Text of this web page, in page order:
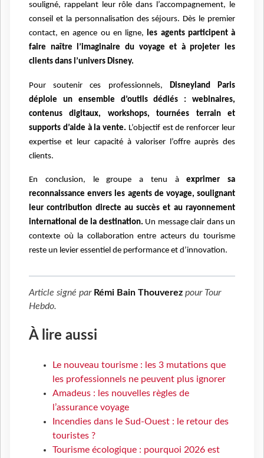
souligné, rappelant leur rôle dans l’accompagnement, le
conseil et la personnalisation des séjours. Dès le premier
contact, en agence ou en ligne, les agents participent à
faire naître l’imaginaire du voyage et à projeter les
clients dans l’univers Disney.
Pour soutenir ces professionnels,
Disneyland Paris
déploie un ensemble d’outils dédiés : webinaires,
contenus digitaux, workshops, tournées terrain et
supports d’aide à la vente. L’objectif est de renforcer leur
expertise et leur capacité à valoriser l’offre auprès des
clients.
En conclusion, le groupe a tenu àexprimer sa
reconnaissance envers les agents de voyage, soulignant
leur contribution directe au succès et au rayonnement
international de la destination. Un message clair dans un
contexte où la collaboration entre acteurs du tourisme
reste un levier essentiel de performance et d’innovation.
Article signé par Rémi Bain Thouverez pour Tour
Hebdo.
À lire aussi
Le nouveau tourisme : les 3 mutations que
les professionnels ne peuvent plus ignorer
Amadeus : les nouvelles règles de
l’assurance voyage
Incendies dans le Sud-Ouest : le retour des
touristes ?
Tourisme écologique : pourquoi 2026 est